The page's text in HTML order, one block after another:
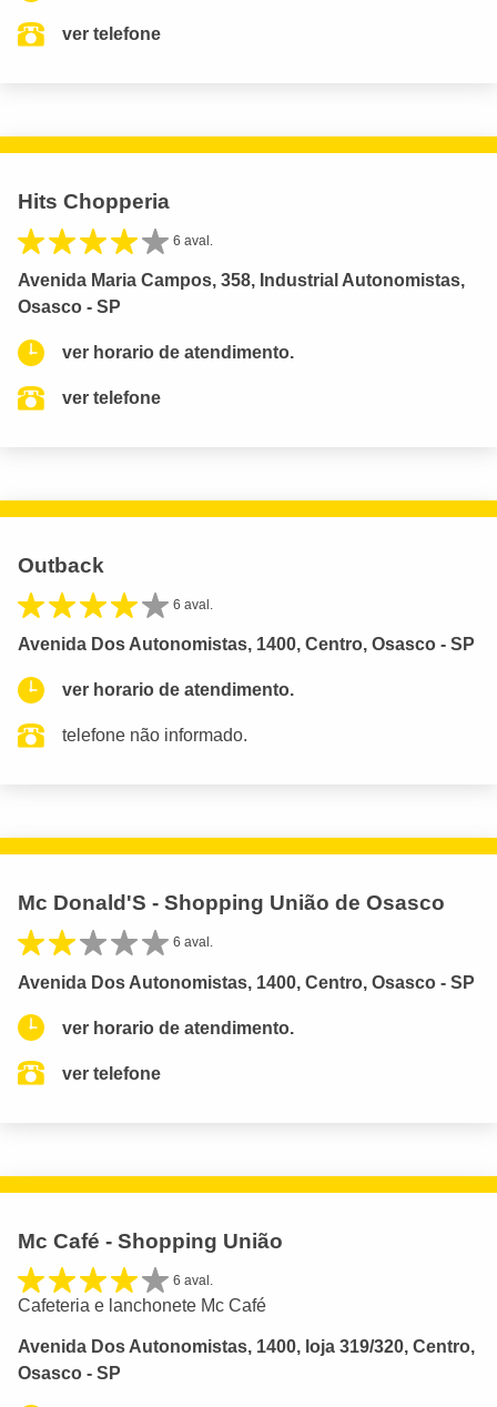
ver telefone
Hits Chopperia
6 aval.
Avenida Maria Campos, 358, Industrial Autonomistas,
Osasco - SP
ver horario de atendimento.
ver telefone
Outback
6 aval.
Avenida Dos Autonomistas, 1400, Centro, Osasco - SP
ver horario de atendimento.
telefone não informado.
Mc Donald'S - Shopping União de Osasco
6 aval.
Avenida Dos Autonomistas, 1400, Centro, Osasco - SP
ver horario de atendimento.
ver telefone
Mc Café - Shopping União
6 aval.
Cafeteria e lanchonete Mc Café
Avenida Dos Autonomistas, 1400, loja 319/320, Centro,
Osasco - SP